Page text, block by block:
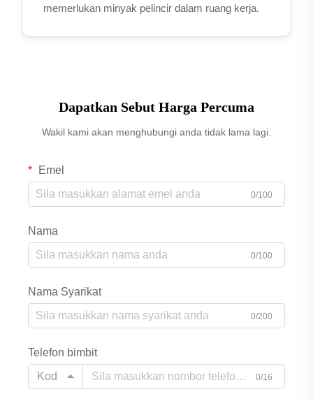
memerlukan minyak pelincir dalam ruang kerja.
Dapatkan Sebut Harga Percuma
Wakil kami akan menghubungi anda tidak lama lagi.
Emel
0/100
Nama
0/100
Nama Syarikat
0/200
Telefon bimbit
Kod
0/16